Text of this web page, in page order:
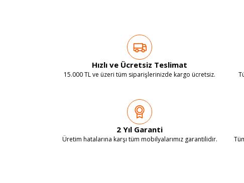
Hızlı ve Ücretsiz Teslimat
15.000 TL ve üzeri tüm siparişlerinizde kargo ücretsiz.
2 Yıl Garanti
Üretim hatalarına karşı tüm mobilyalarımız garantilidir.